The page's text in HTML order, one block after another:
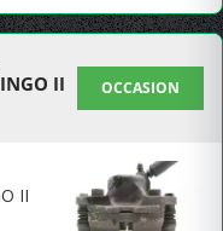
II
OCCASION
II